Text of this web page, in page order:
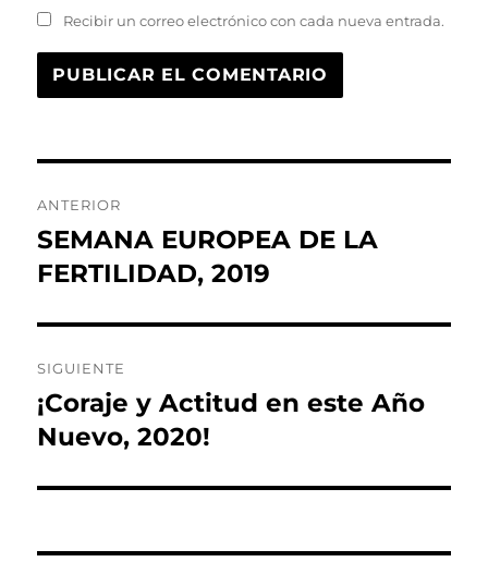
Recibir un correo electrónico con cada nueva entrada.
de
entradas
ANTERIOR
Entrada
anterior:
SEMANA EUROPEA DE LA
FERTILIDAD, 2019
SIGUIENTE
Entrada
siguiente:
¡Coraje y Actitud en este Año
Nuevo, 2020!